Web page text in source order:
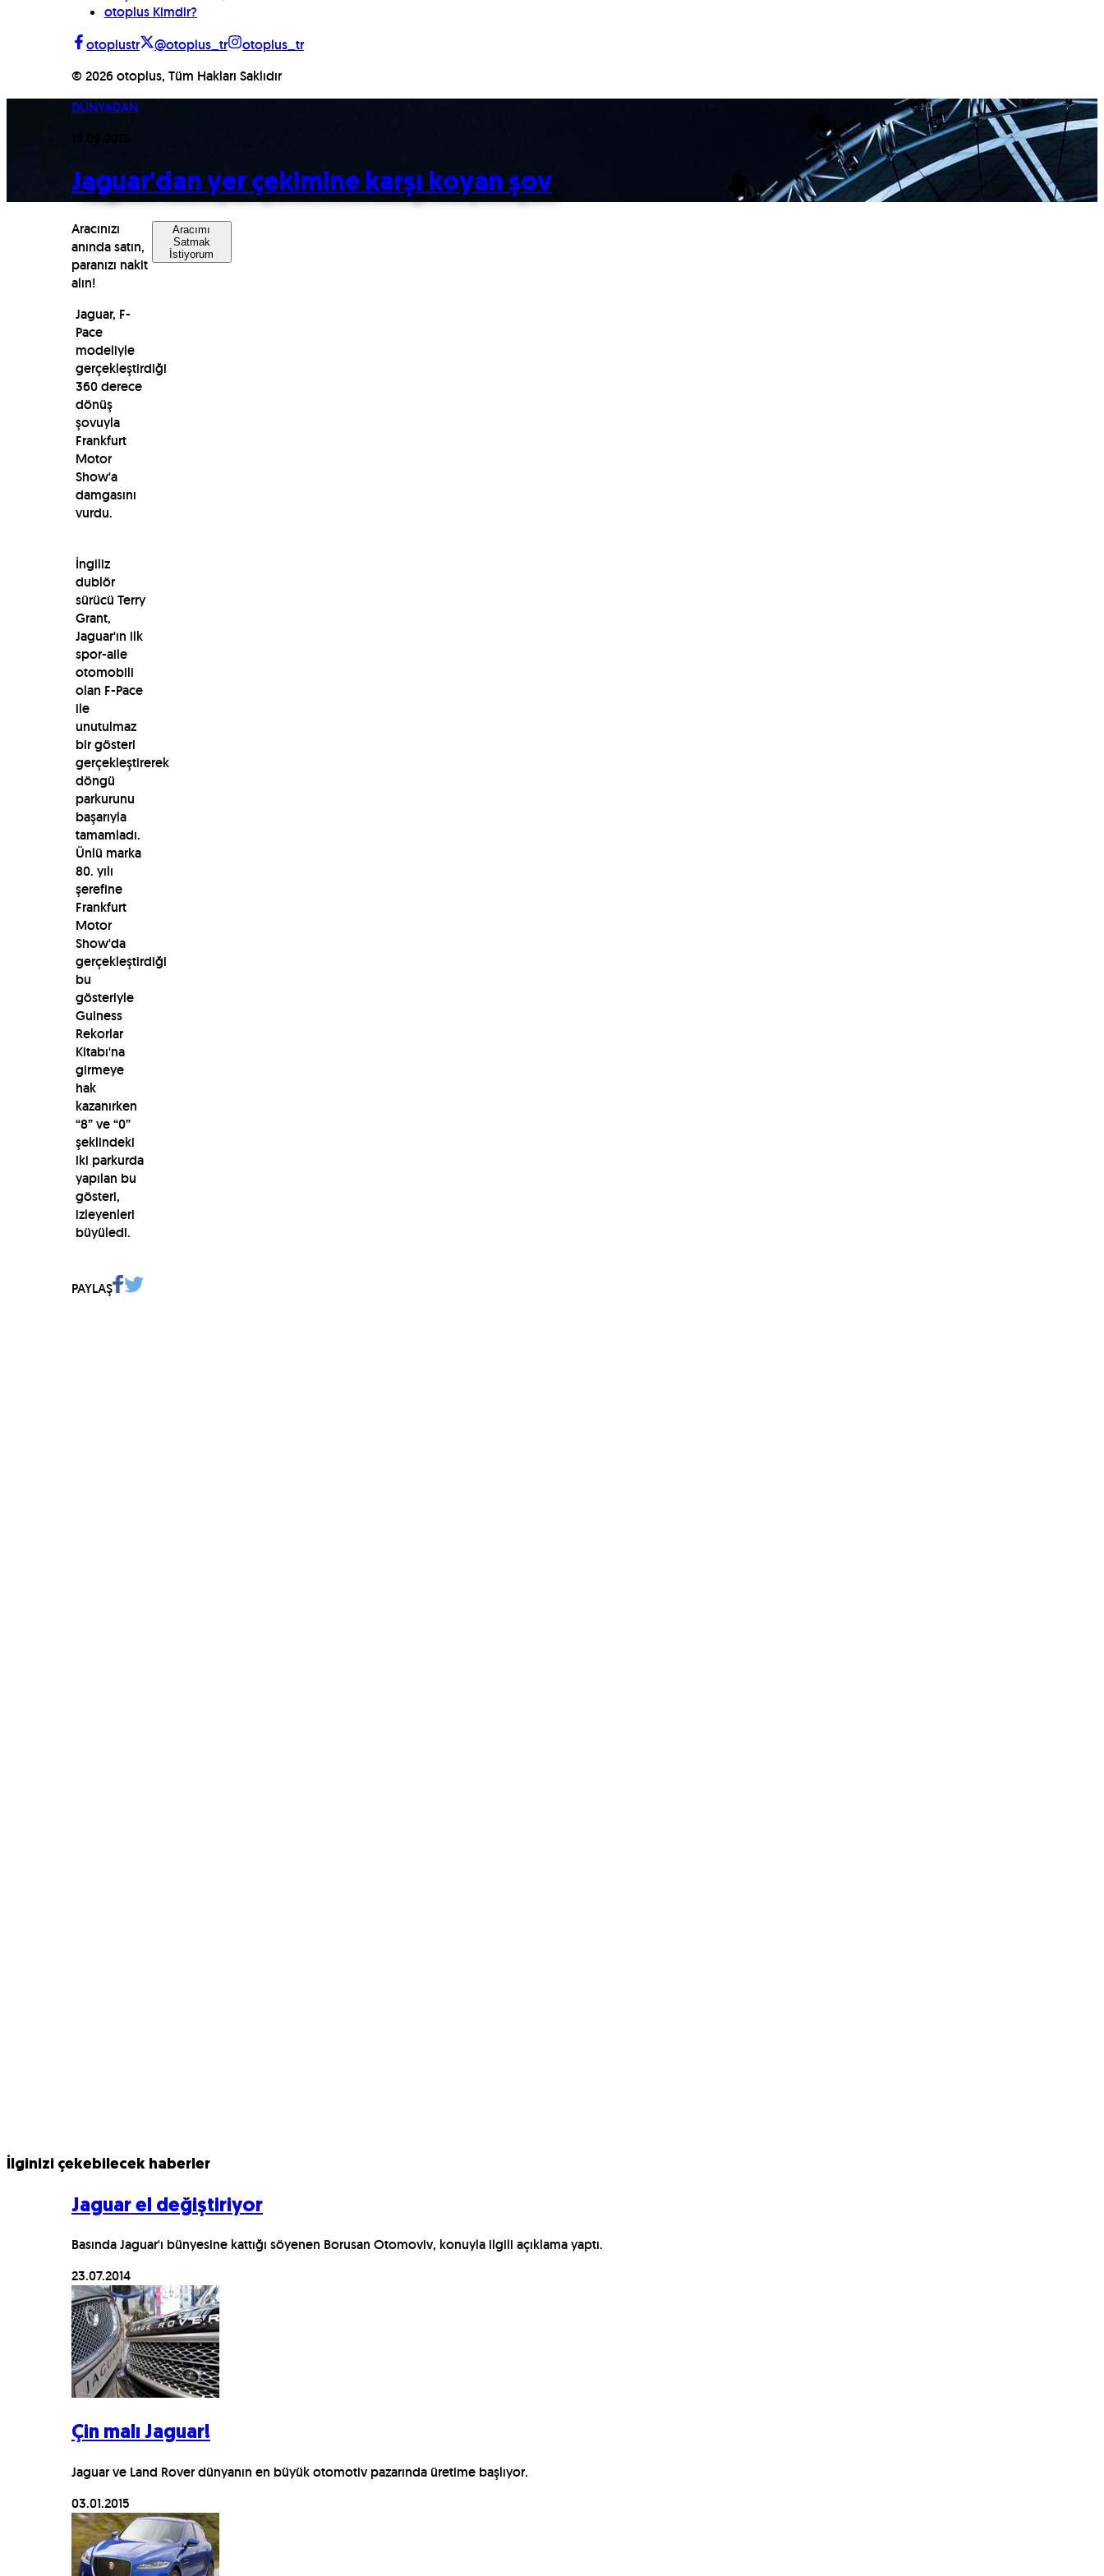
otoplus Kimdir?
otoplustr
@otoplus_tr
otoplus_tr
© 2026 otoplus, Tüm Hakları Saklıdır
DÜNYADAN
Jaguar'dan yer çekimine karşı koyan şov
Aracınızı
anında satın,
paranızı nakit
alın!
Aracımı
Satmak
İstiyorum
Jaguar, F-
Pace
modeliyle
gerçekleştirdiği
360 derece
dönüş
şovuyla
Frankfurt
Motor
Show'a
damgasını
vurdu.
İngiliz
dublör
sürücü Terry
Grant,
Jaguar'ın ilk
spor-aile
otomobili
olan F-Pace
ile
unutulmaz
bir gösteri
gerçekleştirerek
döngü
parkurunu
başarıyla
tamamladı.
Ünlü marka
80. yılı
şerefine
Frankfurt
Motor
Show'da
gerçekleştirdiği
bu
gösteriyle
Guiness
Rekorlar
Kitabı'na
girmeye
hak
kazanırken
“8” ve “0”
şeklindeki
iki parkurda
yapılan bu
gösteri,
izleyenleri
büyüledi.
PAYLAŞ
İlginizi çekebilecek haberler
Jaguar el değiştiriyor
Basında Jaguar'ı bünyesine kattığı söyenen Borusan Otomoviv, konuyla ilgili açıklama yaptı.
23.07.2014
Çin malı Jaguar!
Jaguar ve Land Rover dünyanın en büyük otomotiv pazarında üretime başlıyor.
03.01.2015